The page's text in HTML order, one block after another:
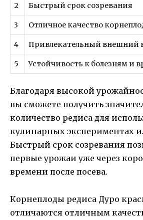
2 Быстрый срок созревания
3 Отличное качество
4 Привлекательный внешний
5 Устойчивость к болезням и
Благодаря высокой
вы сможете получить
количество редиса для
кулинарных экспериментах
Быстрый срок созревания
первые урожаи уже через
времени после посева.
Корнеплоды редиса Дуро
отличаются отличным